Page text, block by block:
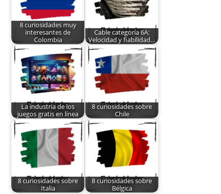
8 curiosidades muy
interesantes de
Colombia
Cable categoría 6A:
Velocidad y fiabilidad…
La industria de los
juegos gratis en línea
8 curiosidades sobre
Chile
8 curiosidades sobre
Italia
8 curiosidades sobre
Bélgica